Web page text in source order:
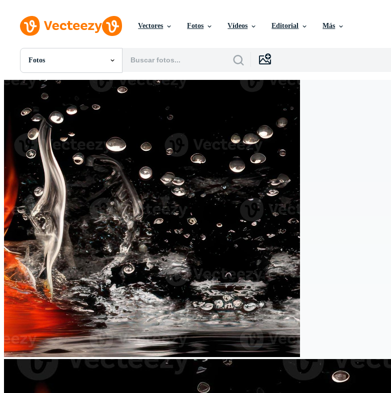
Vectores Fotos Vídeos Editorial Más
Fotos
Todas Imágenes
Fotos
PNGs
SVGs
Plantillas
Vectores
Videos
Gráficos en Movimiento
Imágenes Editoriales
Eventos Editoriales